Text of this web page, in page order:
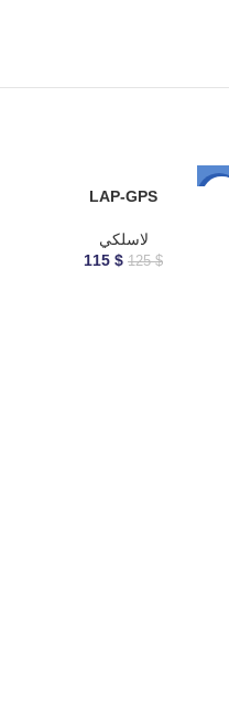
LAP-GPS
لاسلكي
125$
115 $